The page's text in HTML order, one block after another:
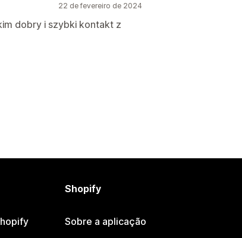
22 de fevereiro de 2024
dobry i szybki kontakt z
Shopify
Sobre a aplicação